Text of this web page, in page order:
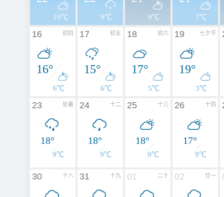
10℃ 9℃ 9℃ 7℃
初四
16
16°
6℃
初五
17
15°
6℃
初六
18
17°
5℃
七夕节
19
19°
3℃
处暑
23
18°
9℃
十二
24
18°
9℃
十三
25
18°
9℃
十四
26
17°
9℃
十八
30 十九
31 二十
01 廿一
02